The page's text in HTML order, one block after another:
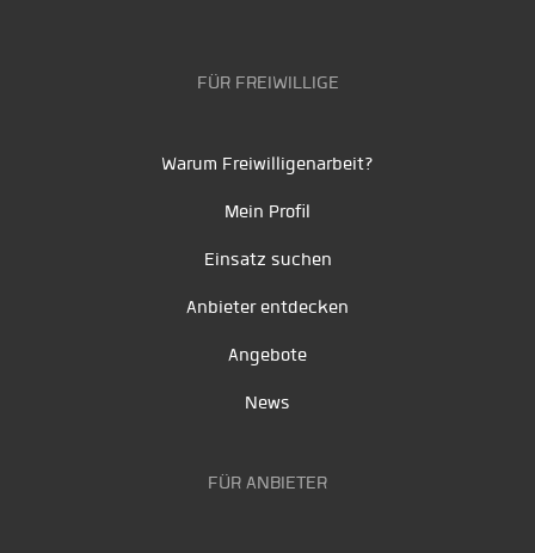
FÜR FREIWILLIGE
Warum Freiwilligenarbeit?
Mein Profil
Einsatz suchen
Anbieter entdecken
Angebote
News
FÜR ANBIETER